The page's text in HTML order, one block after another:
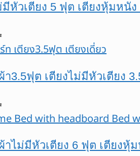
หัวเตียง 5 ฟุต เตียงหุ้มหนัง
3.5ฟุต เตียงไม่มีหัวเตียง
ไม่มีหัวเตียง 6 ฟุต เตียงหุ้ม